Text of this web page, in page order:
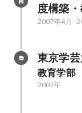
度構築・
2007年4月 -
東京学
教育学部
2007年